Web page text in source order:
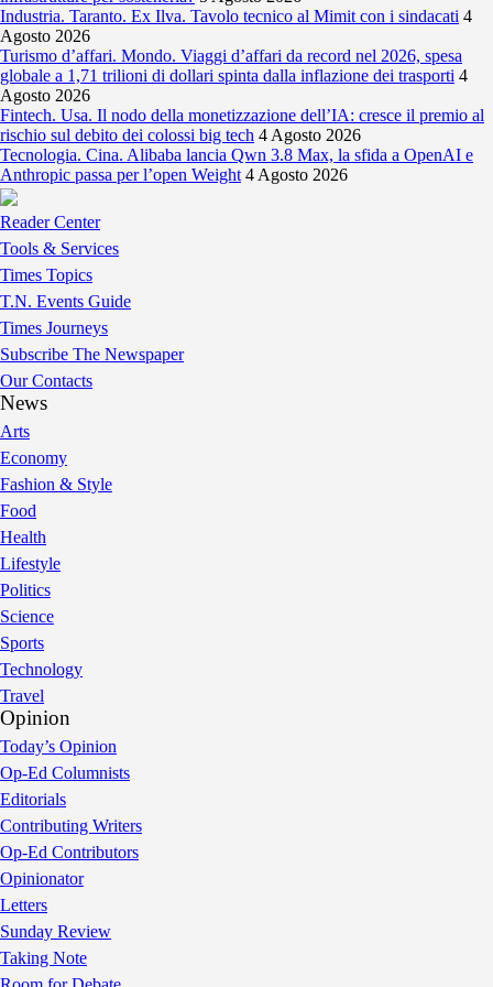
Industria. Taranto. Ex Ilva. Tavolo tecnico al Mimit con i sindacati 4
Agosto 2026
Turismo d’affari. Mondo. Viaggi d’affari da record nel 2026, spesa
globale a 1,71 trilioni di dollari spinta dalla inflazione dei trasporti 4
Agosto 2026
Fintech. Usa. Il nodo della monetizzazione dell’IA: cresce il premio al
rischio sul debito dei colossi big tech 4 Agosto 2026
Tecnologia. Cina. Alibaba lancia Qwn 3.8 Max, la sfida a OpenAI e
Anthropic passa per l’open Weight 4 Agosto 2026
Reader Center
Tools & Services
Times Topics
T.N. Events Guide
Times Journeys
Subscribe The Newspaper
Our Contacts
News
Arts
Economy
Fashion & Style
Food
Health
Lifestyle
Politics
Science
Sports
Technology
Travel
Opinion
Today’s Opinion
Op-Ed Columnists
Editorials
Contributing Writers
Op-Ed Contributors
Opinionator
Letters
Sunday Review
Taking Note